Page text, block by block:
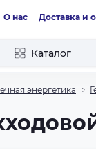
О нас Доставка и
Каталог
энергетика